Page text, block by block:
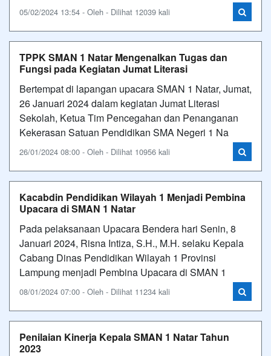
05/02/2024 13:54 - Oleh - Dilihat 12039 kali
TPPK SMAN 1 Natar Mengenalkan Tugas dan
Fungsi pada Kegiatan Jumat Literasi
Bertempat di lapangan upacara SMAN 1 Natar, Jumat,
26 Januari 2024 dalam kegiatan Jumat Literasi
Sekolah, Ketua Tim Pencegahan dan Penanganan
Kekerasan Satuan Pendidikan SMA Negeri 1 Na
26/01/2024 08:00 - Oleh - Dilihat 10956 kali
Kacabdin Pendidikan Wilayah 1 Menjadi Pembina
Upacara di SMAN 1 Natar
Pada pelaksanaan Upacara Bendera hari Senin, 8
Januari 2024, Risna Intiza, S.H., M.H. selaku Kepala
Cabang Dinas Pendidikan Wilayah 1 Provinsi
Lampung menjadi Pembina Upacara di SMAN 1
08/01/2024 07:00 - Oleh - Dilihat 11234 kali
Penilaian Kinerja Kepala SMAN 1 Natar Tahun
2023